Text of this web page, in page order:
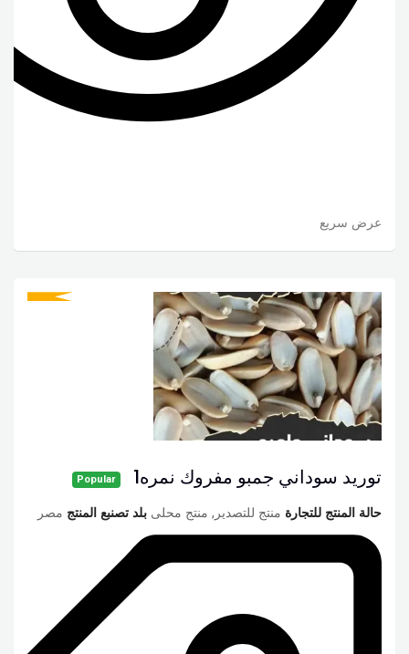
عرض سريع
توريد سوداني جمبو مفروك نمره1 Popular
حالة المنتج للتجارة منتج للتصدير, منتج محلى بلد تصنبع المنتج مصر